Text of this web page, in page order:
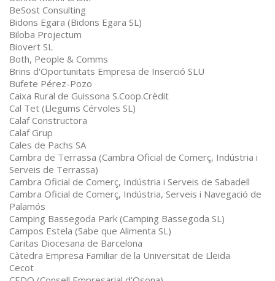
BeSost Consulting
Bidons Egara (Bidons Egara SL)
Biloba Projectum
Biovert SL
Both, People & Comms
Brins d'Oportunitats Empresa de Inserció SLU
Bufete Pérez-Pozo
Caixa Rural de Guissona S.Coop.Crèdit
Cal Tet (Llegums Cérvoles SL)
Calaf Constructora
Calaf Grup
Cales de Pachs SA
Cambra de Terrassa (Cambra Oficial de Comerç, Indústria i
Serveis de Terrassa)
Cambra Oficial de Comerç, Indústria i Serveis de Sabadell
Cambra Oficial de Comerç, Indústria, Serveis i Navegació de
Palamós
Camping Bassegoda Park (Camping Bassegoda SL)
Campos Estela (Sabe que Alimenta SL)
Caritas Diocesana de Barcelona
Càtedra Empresa Familiar de la Universitat de Lleida
Cecot